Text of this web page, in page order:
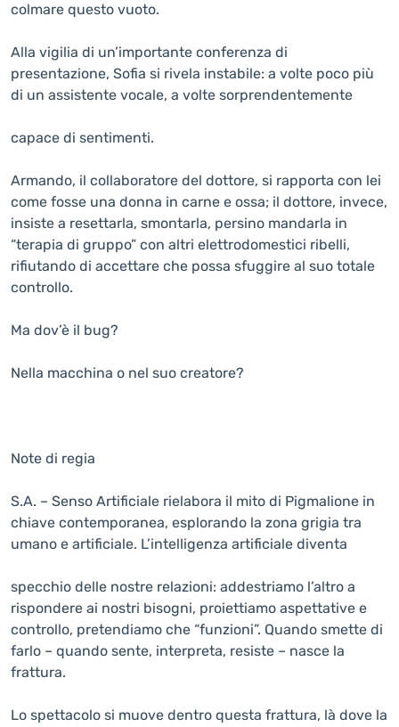
colmare questo vuoto.
Alla vigilia di un’importante conferenza di
presentazione, Sofia si rivela instabile: a volte poco più
di un assistente vocale, a volte sorprendentemente
capace di sentimenti.
Armando, il collaboratore del dottore, si rapporta con lei
come fosse una donna in carne e ossa; il dottore, invece,
insiste a resettarla, smontarla, persino mandarla in
“terapia di gruppo” con altri elettrodomestici ribelli,
rifiutando di accettare che possa sfuggire al suo totale
controllo.
Ma dov’è il bug?
Nella macchina o nel suo creatore?
Note di regia
S.A. – Senso Artificiale rielabora il mito di Pigmalione in
chiave contemporanea, esplorando la zona grigia tra
umano e artificiale. L’intelligenza artificiale diventa
specchio delle nostre relazioni: addestriamo l’altro a
rispondere ai nostri bisogni, proiettiamo aspettative e
controllo, pretendiamo che “funzioni”. Quando smette di
farlo – quando sente, interpreta, resiste – nasce la
frattura.
Lo spettacolo si muove dentro questa frattura, là dove la